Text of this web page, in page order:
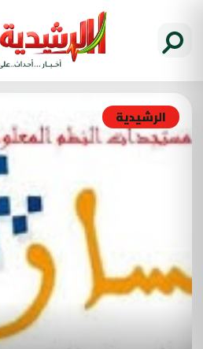
الرشيدية